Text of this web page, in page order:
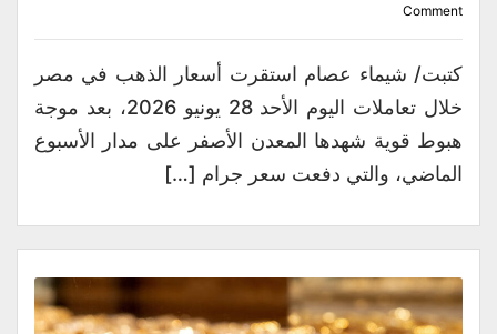
Comment
كتبت/ شيماء عصام استقرت أسعار الذهب في مصر
خلال تعاملات اليوم الأحد 28 يونيو 2026، بعد موجة
هبوط قوية شهدها المعدن الأصفر على مدار الأسبوع
الماضي، والتي دفعت سعر جرام […]